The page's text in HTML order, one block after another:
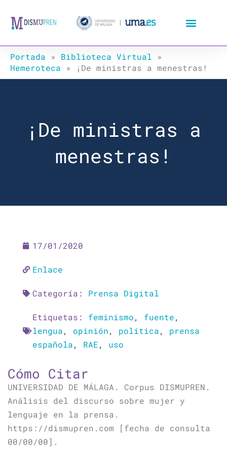
Portada » Biblioteca Virtual »
Hemeroteca » ¡De ministras a menestras!
¡De ministras a
menestras!
17/01/2020
Enlace
Categoría: Prensa Digital
Etiquetas: feminismo, fuente,
lengua, opinión, política, prensa
española, RAE, uso
Cómo Citar
UNIVERSIDAD DE MÁLAGA. Corpus DISMUPREN.
Análisis del discurso sobre mujer y
lenguaje en la prensa.
https://dismupren.com [fecha de consulta
00/00/00].